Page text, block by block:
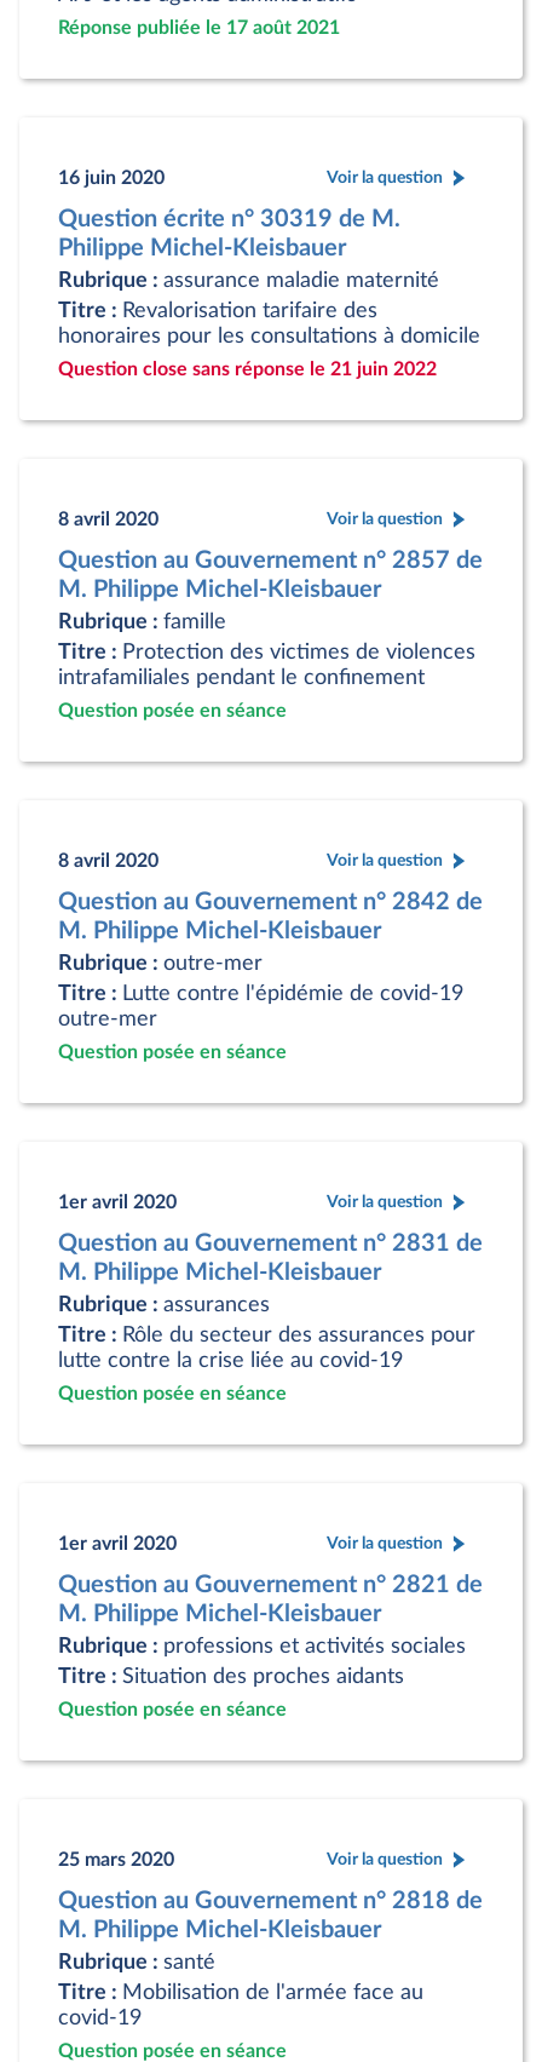
Réponse publiée le 17 août 2021
16 juin 2020 Voir la question
Question écrite n° 30319 de M.
Philippe Michel-Kleisbauer
Rubrique : assurance maladie maternité
Titre : Revalorisation tarifaire des
honoraires pour les consultations à domicile
Question close sans réponse le 21 juin 2022
8 avril 2020 Voir la question
Question au Gouvernement n° 2857 de
M. Philippe Michel-Kleisbauer
Rubrique : famille
Titre : Protection des victimes de violences
intrafamiliales pendant le confinement
Question posée en séance
8 avril 2020 Voir la question
Question au Gouvernement n° 2842 de
M. Philippe Michel-Kleisbauer
Rubrique : outre-mer
Titre : Lutte contre l'épidémie de covid-19
outre-mer
Question posée en séance
1er avril 2020 Voir la question
Question au Gouvernement n° 2831 de
M. Philippe Michel-Kleisbauer
Rubrique : assurances
Titre : Rôle du secteur des assurances pour
lutte contre la crise liée au covid-19
Question posée en séance
1er avril 2020 Voir la question
Question au Gouvernement n° 2821 de
M. Philippe Michel-Kleisbauer
Rubrique : professions et activités sociales
Titre : Situation des proches aidants
Question posée en séance
25 mars 2020 Voir la question
Question au Gouvernement n° 2818 de
M. Philippe Michel-Kleisbauer
Rubrique : santé
Titre : Mobilisation de l'armée face au
covid-19
Question posée en séance